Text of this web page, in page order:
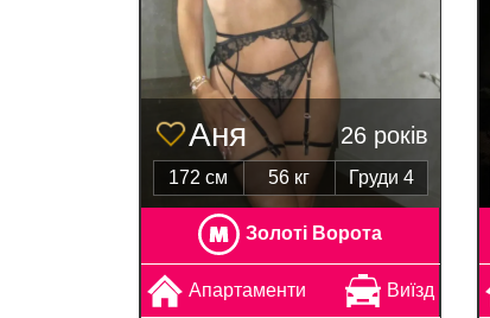
Аня 26 років
172 см 56 кг Груди 4
Золоті Ворота
Апартаменти Виїзд